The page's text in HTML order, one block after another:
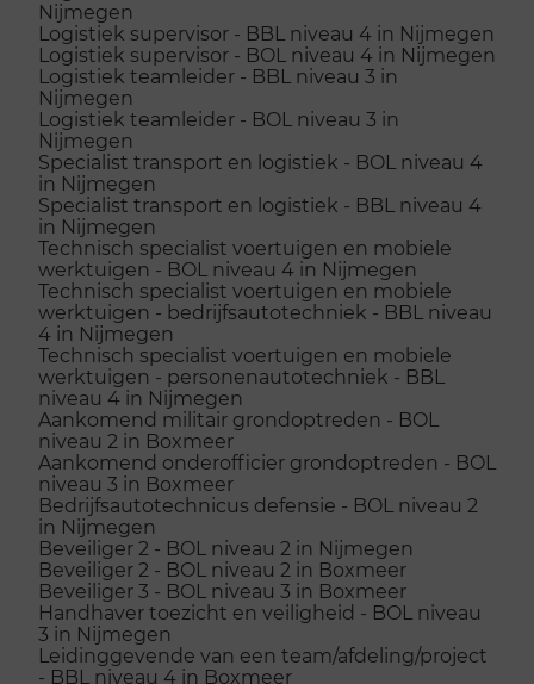
Nijmegen
Logistiek supervisor - BBL niveau 4 in Nijmegen
Logistiek supervisor - BOL niveau 4 in Nijmegen
Logistiek teamleider - BBL niveau 3 in
Nijmegen
Logistiek teamleider - BOL niveau 3 in
Nijmegen
Specialist transport en logistiek - BOL niveau 4
in Nijmegen
Specialist transport en logistiek - BBL niveau 4
in Nijmegen
Technisch specialist voertuigen en mobiele
werktuigen - BOL niveau 4 in Nijmegen
Technisch specialist voertuigen en mobiele
werktuigen - bedrijfsautotechniek - BBL niveau
4 in Nijmegen
Technisch specialist voertuigen en mobiele
werktuigen - personenautotechniek - BBL
niveau 4 in Nijmegen
Aankomend militair grondoptreden - BOL
niveau 2 in Boxmeer
Aankomend onderofficier grondoptreden - BOL
niveau 3 in Boxmeer
Bedrijfsautotechnicus defensie - BOL niveau 2
in Nijmegen
Beveiliger 2 - BOL niveau 2 in Nijmegen
Beveiliger 2 - BOL niveau 2 in Boxmeer
Beveiliger 3 - BOL niveau 3 in Boxmeer
Handhaver toezicht en veiligheid - BOL niveau
3 in Nijmegen
Leidinggevende van een team/afdeling/project
- BBL niveau 4 in Boxmeer